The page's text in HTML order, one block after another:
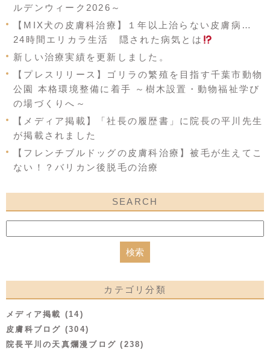
ルデンウィーク2026～
【MIX犬の皮膚科治療】１年以上治らない皮膚病…
24時間エリカラ生活 隠された病気とは
新しい治療実績を更新しました。
【プレスリリース】ゴリラの繁殖を目指す千葉市動物
公園 本格環境整備に着手 ～樹木設置・動物福祉学び
の場づくりへ～
【メディア掲載】「社長の履歴書」に院長の平川先生
が掲載されました
【フレンチブルドッグの皮膚科治療】被毛が生えてこ
ない！？バリカン後脱毛の治療
SEARCH
カテゴリ分類
メディア掲載 (14)
皮膚科ブログ (304)
院長平川の天真爛漫ブログ (238)